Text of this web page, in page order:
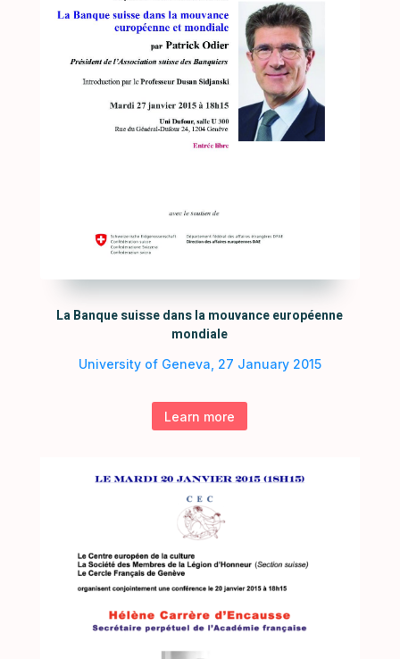
La Banque suisse dans la mouvance européenne
mondiale
University of Geneva, 27 January 2015
Learn more